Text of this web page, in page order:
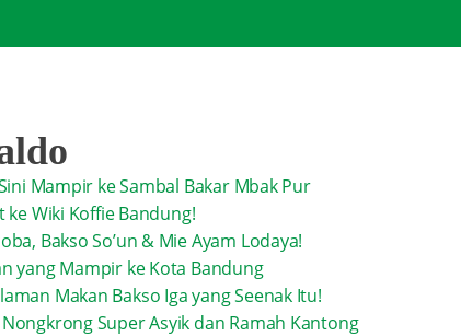
Mampir ke Sambal Bakar Mbak Pur
Wiki Koffie Bandung!
Bakso So’un & Mie Ayam Lodaya!
yang Mampir ke Kota Bandung
Makan Bakso Iga yang Seenak Itu!
Super Asyik dan Ramah Kantong